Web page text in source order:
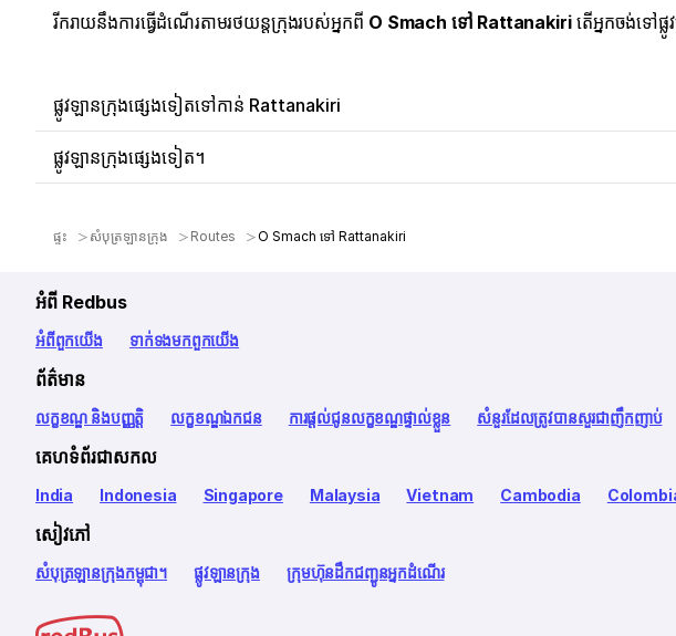
រីករាយនឹងការធ្វើដំណើរតាមរថយន្តក្រុងរបស់អ្នកពី O Smach ទៅ Rattanakiriតើអ្នកចង់ទៅផ្
ផ្លូវឡានក្រុងផ្សេងទៀតទៅកាន់ Rattanakiri
ផ្លូវឡានក្រុងផ្សេងទៀត។
ផ្ទះ សំបុត្រឡានក្រុង Routes O Smach ទៅ Rattanakiri
អំពី Redbus
អំពី​ពួក​យើង ទាក់ទង​មក​ពួក​យើង
ព័ត៌មាន
លក្ខខណ្ឌ និងបញ្ញត្តិ លក្ខខណ្ឌឯកជន ការផ្តល់ជូនលក្ខខណ្ឌផ្ទាល់ខ្លួន សំនួរដែលត្រូវបានសួរជាញឹកញាប់
គេហទំព័រជាសកល
India Indonesia Singapore Malaysia Vietnam Cambodia
សៀវភៅ
សំបុត្រឡានក្រុងកម្ពុជា។ ផ្លូវឡានក្រុង ក្រុមហ៊ុនដឹកជញ្ជូនអ្នកដំណើរ